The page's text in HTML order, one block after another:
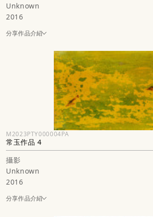
Unknown
2016
分享作品介紹
M2023PTY000004PA
常玉作品 4
攝影
Unknown
2016
分享作品介紹